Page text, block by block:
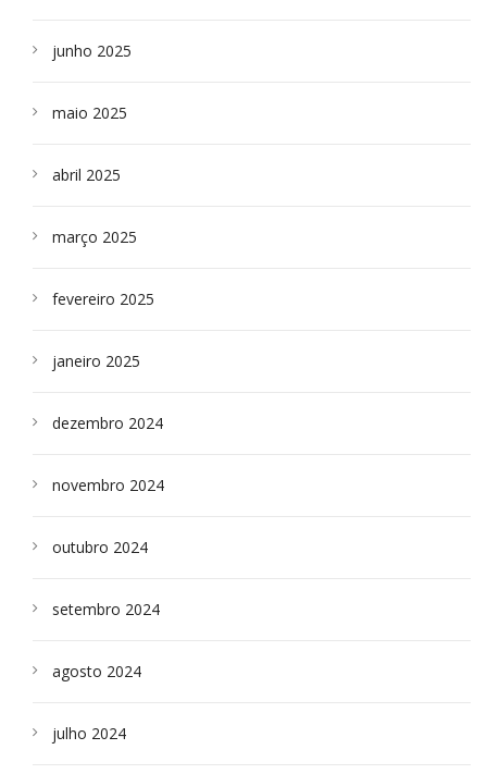
junho 2025
maio 2025
abril 2025
março 2025
fevereiro 2025
janeiro 2025
dezembro 2024
novembro 2024
outubro 2024
setembro 2024
agosto 2024
julho 2024